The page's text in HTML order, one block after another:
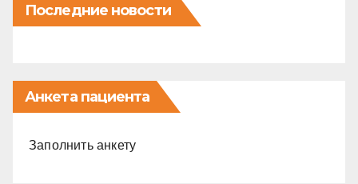
Последние новости
Анкета пациента
Заполнить анкету